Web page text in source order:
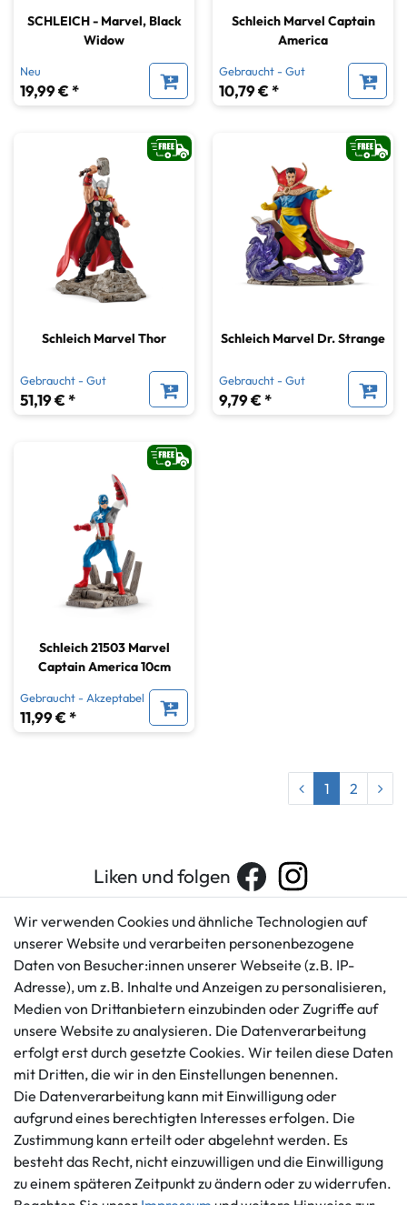
SCHLEICH - Marvel, Black
Widow
Neu
19,99 € *
Schleich Marvel Captain
America
Gebraucht - Gut
10,79 € *
Schleich Marvel Thor
Gebraucht - Gut
51,19 € *
Schleich Marvel Dr. Strange
Gebraucht - Gut
9,79 € *
Schleich 21503 Marvel
Captain America 10cm
Gebraucht - Akzeptabel
11,99 € *
1 2
Liken und folgen
Kundenservice
+49 421 596586
Mo. - Fr. 9 - 16 Uhr
info@gameworld.de
Kontaktformular
Rechtliches
AGB
Impressum
Datenschutzerklärung
Barrierefreiheitserklärung
Widerrufs­recht
Vertrag widerrufen
Informationen
Ankauf
Über uns
Zahlungsmöglichkeiten
Wir verwenden Cookies und ähnliche Technologien auf
unserer Website und verarbeiten personenbezogene
Daten von Besucher:innen unserer Webseite (z.B. IP-
Adresse), um z.B. Inhalte und Anzeigen zu personalisieren,
Medien von Drittanbietern einzubinden oder Zugriffe auf
unsere Website zu analysieren. Die Datenverarbeitung
erfolgt erst durch gesetzte Cookies. Wir teilen diese Daten
mit Dritten, die wir in den Einstellungen benennen.
Die Datenverarbeitung kann mit Einwilligung oder
aufgrund eines berechtigten Interesses erfolgen. Die
Zustimmung kann erteilt oder abgelehnt werden. Es
besteht das Recht, nicht einzuwilligen und die Einwilligung
zu einem späteren Zeitpunkt zu ändern oder zu widerrufen.